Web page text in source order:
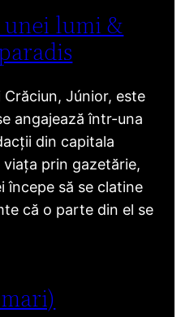
lumi &
Júnior, este
angajează într-una
din capitala
prin gazetărie,
începe să se clatine
că o parte din el se